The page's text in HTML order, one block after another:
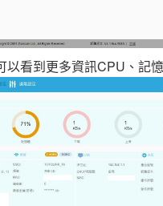
看到更多資訊CPU、記